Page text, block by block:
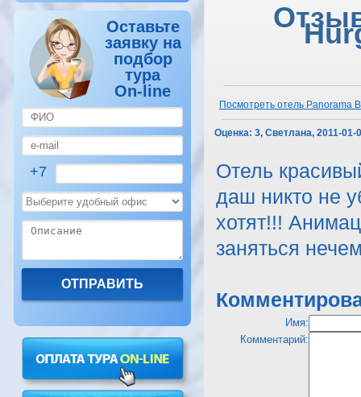
Оставьте
заявку на
подбор
тура
On-line
+7
Посмотреть отель Panorama
Оценка: 3, Светлана, 2011-01-
Отель
даш никто не
хотят!!!
заняться
Имя:
Комментарий: